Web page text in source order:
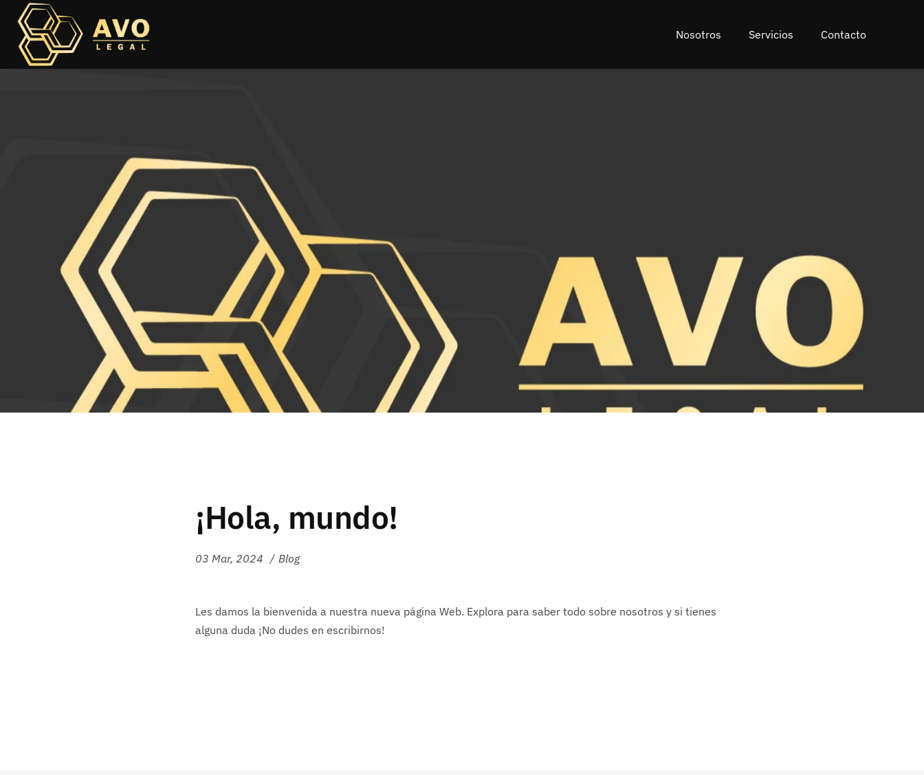
Nosotros Servicios Contacto
¡Hola, mundo!
03 Mar, 2024 Blog
Les damos la bienvenida a nuestra nueva página Web. Explora para saber todo sobre nosotros y si tienes
alguna duda ¡No dudes en escribirnos!